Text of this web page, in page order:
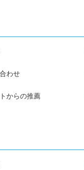
わせ
からの推薦